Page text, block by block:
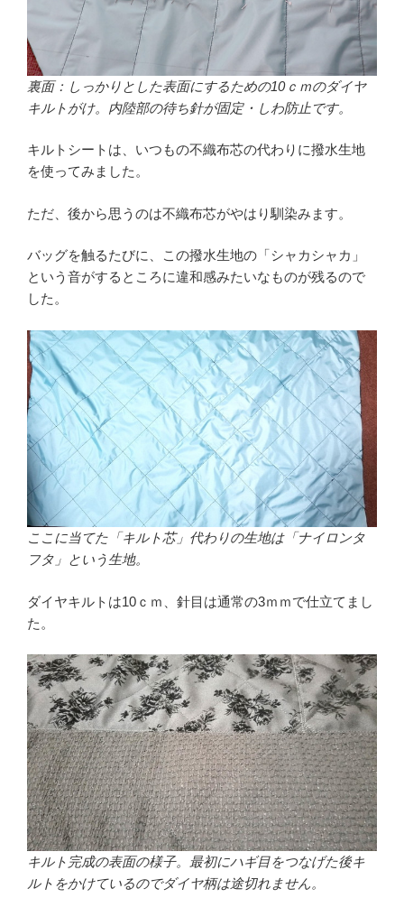
裏面：しっかりとした表面にするための10ｃｍのダイヤ
キルトがけ。内陸部の待ち針が固定・しわ防止です。
キルトシートは、いつもの不織布芯の代わりに撥水生地
を使ってみました。
ただ、後から思うのは不織布芯がやはり馴染みます。
バッグを触るたびに、この撥水生地の「シャカシャカ」
という音がするところに違和感みたいなものが残るので
した。
ここに当てた「キルト芯」代わりの生地は「ナイロンタ
フタ」という生地。
ダイヤキルトは10ｃｍ、針目は通常の3ｍｍで仕立てまし
た。
キルト完成の表面の様子。最初にハギ目をつなげた後キ
ルトをかけているのでダイヤ柄は途切れません。